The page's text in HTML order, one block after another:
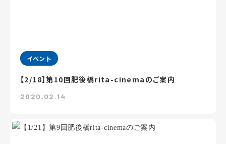
イベント
【2/18】第10回肥後橋rita-cinemaのご案内
2020.02.14